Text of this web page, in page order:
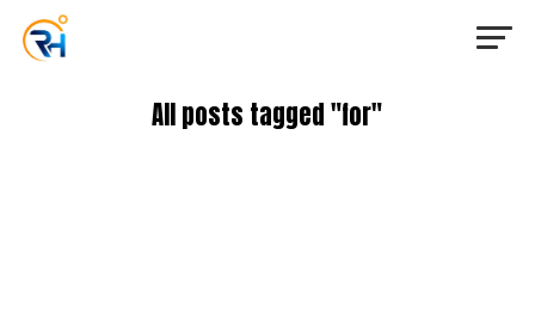
All posts tagged "for"